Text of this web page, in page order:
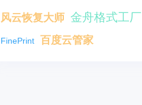
风云恢复大师 金舟格式工厂
FinePrint 百度云管家